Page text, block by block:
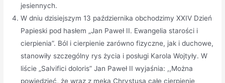
jesiennych.
W dniu dzisiejszym 13 października obchodzimy XXIV Dzień
Papieski pod hasłem „Jan Paweł II. Ewangelia starości i
cierpienia”. Ból i cierpienie zarówno fizyczne, jak i duchowe,
stanowiły szczególny rys życia i posługi Karola Wojtyły. W
liście „Salvifici doloris” Jan Paweł II wyjaśnia: ,,Można
powiedzieć, że wraz z męką Chrystusa całe cierpienie